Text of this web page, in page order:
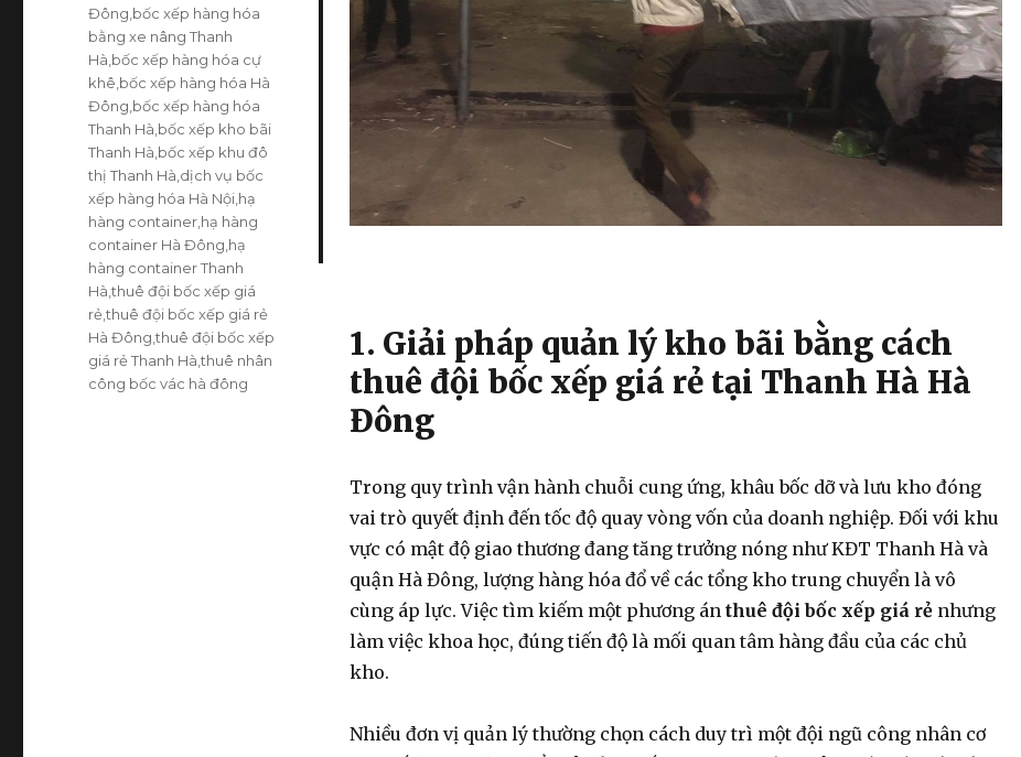
1. Giải pháp quản lý kho bãi bằng cách
thuê đội bốc xếp giá rẻ tại Thanh Hà Hà
Đông
Trong quy trình vận hành chuỗi cung ứng, khâu bốc dỡ và lưu kho đóng
vai trò quyết định đến tốc độ quay vòng vốn của doanh nghiệp. Đối với khu
vực có mật độ giao thương đang tăng trưởng nóng như KĐT Thanh Hà và
quận Hà Đông, lượng hàng hóa đổ về các tổng kho trung chuyển là vô
cùng áp lực. Việc tìm kiếm một phương án thuê đội bốc xếp giá rẻnhưng
làm việc khoa học, đúng tiến độ là mối quan tâm hàng đầu của các chủ
kho.
Nhiều đơn vị quản lý thường chọn cách duy trì một đội ngũ công nhân cơ
Đông bốc xếp hàng hóa
bằng xe nâng Thanh
Hà bốc xếp hàng hóa cự
khê bốc xếp hàng hóa Hà
Đông bốc xếp hàng hóa
Thanh Hà bốc xếp kho bãi
Thanh Hà bốc xếp khu đô
thị Thanh Hà dịch vụ bốc
xếp hàng hóa Hà Nội hạ
hàng container hạ hàng
container Hà Đông hạ
hàng container Thanh
Hà ,thuê đội bốc xếp giá
rẻ,thuê đội bốc xếp giá rẻ
Hà Đông ,thuê đội bốc xếp
giá rẻ Thanh Hà ,thuê nhân
công bốc vác hà đông